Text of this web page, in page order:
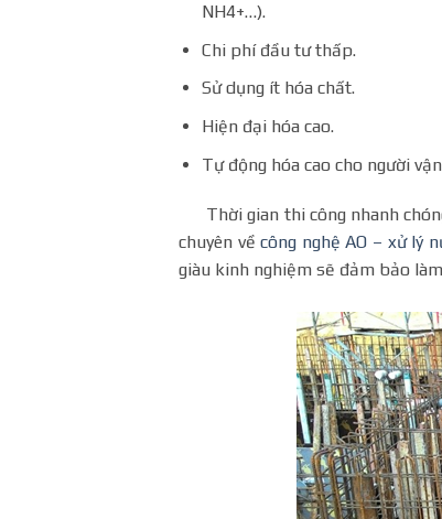
NH4+…).
Chi phí đầu tư thấp.
Sử dụng ít hóa chất.
Hiện đại hóa cao.
Tự động hóa cao cho người
Thời gian thi công nhanh
chuyên vềcông nghệ AO – xử lý
giàu kinh nghiệm sẽ đảm bảo